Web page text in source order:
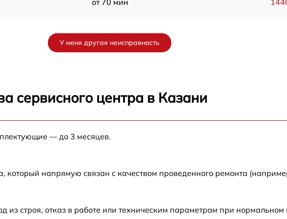
от 70 мин
от 100 мин
У меня другая неисправность
сервисного центра в Казани
— до 3 месяцев.
который напрямую связан с качеством проведенного ремонта
строя, отказ в работе или техническим параметрам при нормальном